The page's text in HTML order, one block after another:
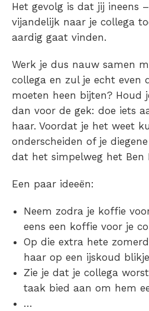
Het gevolg is dat jij ineens
vijandelijk naar je collega
aardig gaat vinden.
Werk je dus nauw samen
collega en zul je echt even
moeten heen bijten? Houd
dan voor de gek: doe iets
haar. Voordat je het weet
onderscheiden of je
dat het simpelweg het Ben
Een paar ideeën:
Neem zodra je koffie
eens een koffie voor je
Op die extra hete
haar op een ijskoud
Zie je dat je collega
taak bied aan om hem
…